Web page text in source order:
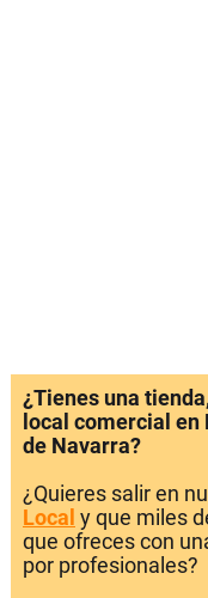
¿Tienes una
local comercial en
de Navarra?
¿Quieres salir en
Local y que miles
que ofreces con
por profesionales?